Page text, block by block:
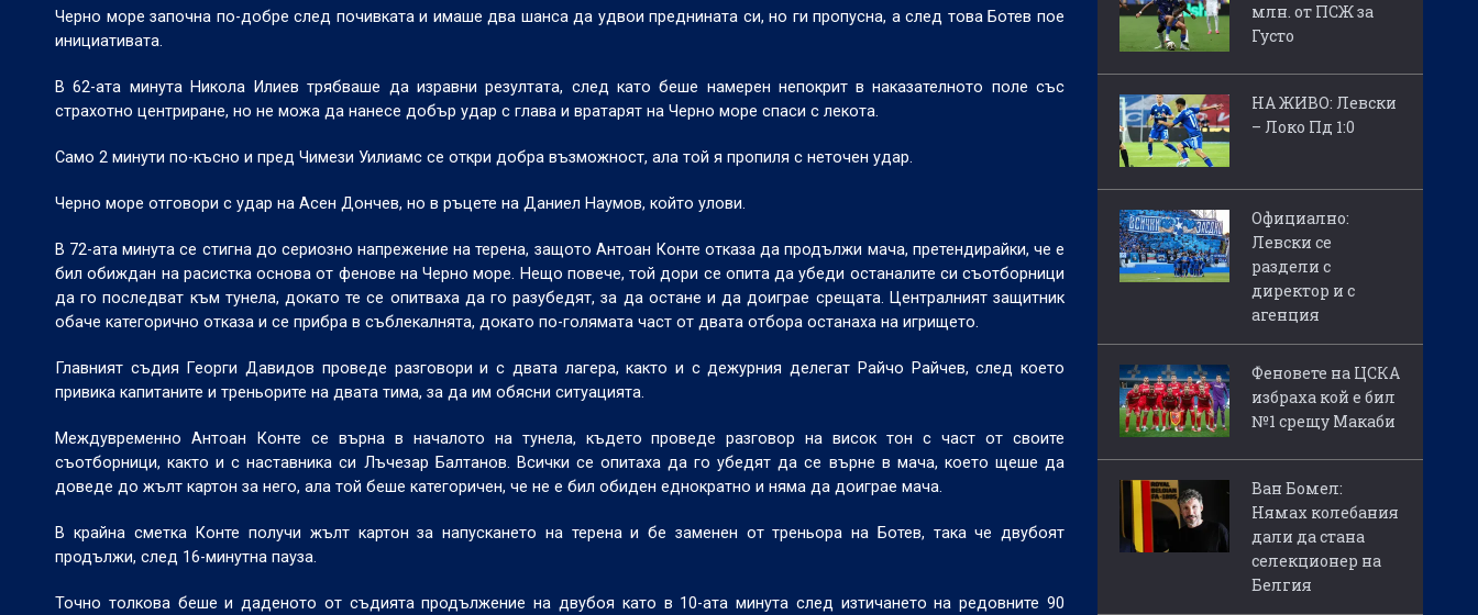
Черно море започна по-добре след почивката и имаше два шанса да удвои преднината си, но ги пропусна, а след това Ботев пое
инициативата.
В 62-ата минута Никола Илиев трябваше да изравни резултата, след като беше намерен непокрит в наказателното поле със
страхотно центриране, но не можа да нанесе добър удар с глава и вратарят на Черно море спаси с лекота.
Само 2 минути по-късно и пред Чимези Уилиамс се откри добра възможност, ала той я пропиля с неточен удар.
Черно море отговори с удар на Асен Дончев, но в ръцете на Даниел Наумов, който улови.
В 72-ата минута се стигна до сериозно напрежение на терена, защото Антоан Конте отказа да продължи мача, претендирайки, че е
бил обиждан на расистка основа от фенове на Черно море. Нещо повече, той дори се опита да убеди останалите си съотборници
да го последват към тунела, докато те се опитваха да го разубедят, за да остане и да доиграе срещата. Централният защитник
обаче категорично отказа и се прибра в съблекалнята, докато по-голямата част от двата отбора останаха на игрището.
Главният съдия Георги Давидов проведе разговори и с двата лагера, както и с дежурния делегат Райчо Райчев, след което
привика капитаните и треньорите на двата тима, за да им обясни ситуацията.
Междувременно Антоан Конте се върна в началото на тунела, където проведе разговор на висок тон с част от своите
съотборници, както и с наставника си Лъчезар Балтанов. Всички се опитаха да го убедят да се върне в мача, което щеше да
доведе до жълт картон за него, ала той беше категоричен, че не е бил обиден еднократно и няма да доиграе мача.
В крайна сметка Конте получи жълт картон за напускането на терена и бе заменен от треньора на Ботев, така че двубоят
продължи, след 16-минутна пауза.
Точно толкова беше и даденото от съдията продължение на двубоя като в 10-ата минута след изтичането на редовните 90
млн. от ПСЖ за
Густо
НА ЖИВО: Левски
– Локо Пд 1:0
Официално:
Левски се
раздели с
директор и с
агенция
Феновете на ЦСКА
избраха кой е бил
№1 срещу Макаби
Ван Бомел:
Нямах колебания
дали да стана
селекционер на
Белгия